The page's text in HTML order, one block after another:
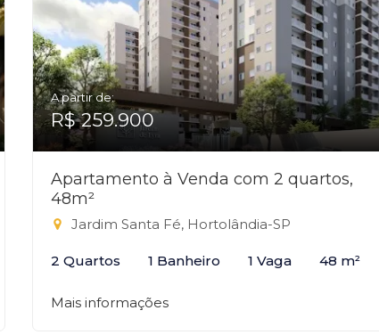
A partir de:
R$ 259.900
Apartamento à Venda com 2 quartos,
48m²
Jardim Santa Fé, Hortolândia-SP
2 Quartos 1 Banheiro 1 Vaga 48 m²
Mais informações